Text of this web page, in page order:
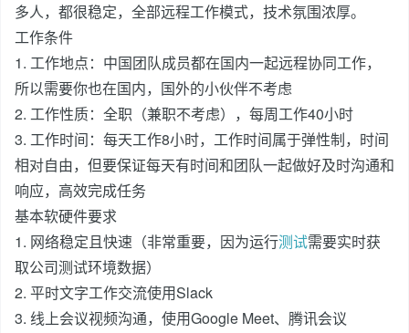
多人，都很稳定，全部远程工作模式，技术氛围浓厚。
工作条件
1. 工作地点：中国团队成员都在国内一起远程协同工作，
所以需要你也在国内，国外的小伙伴不考虑
2. 工作性质：全职（兼职不考虑），每周工作40小时
3. 工作时间：每天工作8小时，工作时间属于弹性制，时间
相对自由，但要保证每天有时间和团队一起做好及时沟通和
响应，高效完成任务
基本软硬件要求
1. 网络稳定且快速（非常重要，因为运行测试需要实时获
取公司测试环境数据）
2. 平时文字工作交流使用Slack
3. 线上会议视频沟通，使用Google Meet、腾讯会议